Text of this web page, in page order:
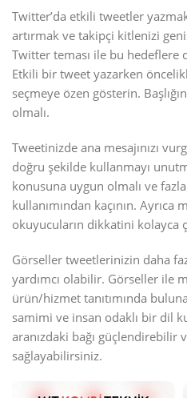
Twitter’da etkili tweetler
artırmak ve takipçi kitlenizi
Twitter teması ile bu hedeflere
Etkili bir tweet yazarken
seçmeye özen gösterin.
olmalı.
Tweetinizde ana mesajınızı
doğru şekilde kullanmayı
konusuna uygun olmalı ve
kullanımından kaçının. Ayrıca
okuyucuların dikkatini kolayca
Görseller tweetlerinizin daha
yardımcı olabilir. Görseller ile
ürün/hizmet tanıtımında
samimi ve insan odaklı bir dil
aranızdaki bağı güçlendirebilir
sağlayabilirsiniz.